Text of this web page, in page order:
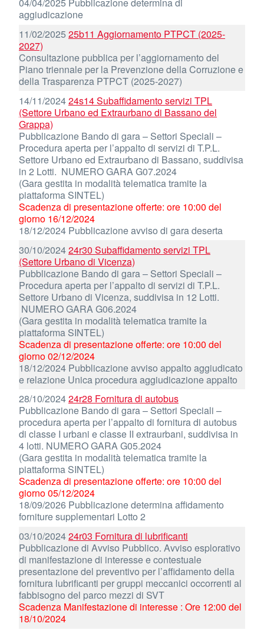
04/04/2025 Pubblicazione determina di
aggiudicazione
11/02/2025 25b11 Aggiornamento PTPCT (2025-
2027)
Consultazione pubblica per l’aggiornamento del
Piano triennale per la Prevenzione della Corruzione e
della Trasparenza PTPCT (2025-2027)
14/11/202424s14 Subaffidamento servizi TPL
(Settore Urbano ed Extraurbano di Bassano del
Grappa)
Pubblicazione Bando di gara – Settori Speciali –
Procedura aperta per l’appalto di servizi di T.P.L.
Settore Urbano ed Extraurbano di Bassano, suddivisa
in 2 Lotti. NUMERO GARA G07.2024
(Gara gestita in modalità telematica tramite la
piattaforma SINTEL)
Scadenza di presentazione offerte: ore 10:00 del
giorno 16/12/2024
18/12/2024 Pubblicazione avviso di gara deserta
30/10/202424r30 Subaffidamento servizi TPL
(Settore Urbano di Vicenza)
Pubblicazione Bando di gara – Settori Speciali –
Procedura aperta per l’appalto di servizi di T.P.L.
Settore Urbano di Vicenza, suddivisa in 12 Lotti.
NUMERO GARA G06.2024
(Gara gestita in modalità telematica tramite la
piattaforma SINTEL)
Scadenza di presentazione offerte: ore 10:00 del
giorno 02/12/2024
18/12/2024 Pubblicazione avviso appalto aggiudicato
e relazione Unica procedura aggiudicazione appalto
28/10/202424r28 Fornitura di autobus
Pubblicazione Bando di gara – Settori Speciali –
procedura aperta per l’appalto di fornitura di autobus
di classe I urbani e classe II extraurbani, suddivisa in
4 lotti. NUMERO GARA G05.2024
(Gara gestita in modalità telematica tramite la
piattaforma SINTEL)
Scadenza di presentazione offerte: ore 10:00 del
giorno 05/12/2024
18/09/2026 Pubblicazione determina affidamento
forniture supplementari Lotto 2
03/10/202424r03 Fornitura di lubrificanti
Pubblicazione di Avviso Pubblico. Avviso esplorativo
di manifestazione di interesse e contestuale
presentazione del preventivo per l’affidamento della
fornitura lubrificanti per gruppi meccanici occorrenti al
fabbisogno del parco mezzi di SVT
Scadenza Manifestazione di interesse : Ore 12:00 del
18/10/2024